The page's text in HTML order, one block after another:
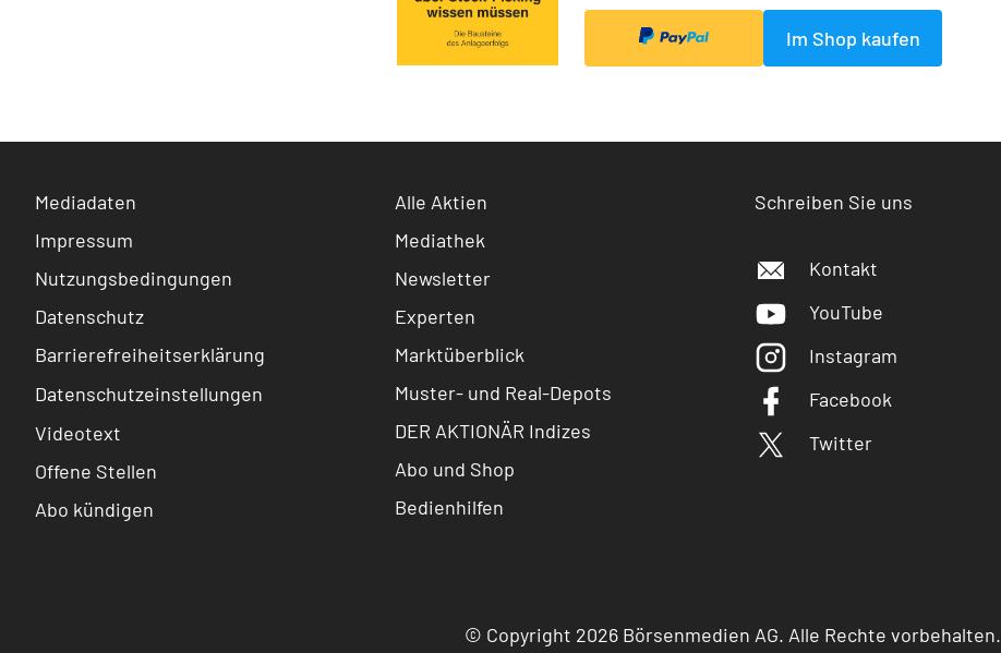
Im Shop kaufen
Mediadaten
Impressum
Nutzungsbedingungen
Datenschutz
Barrierefreiheitserklärung
Datenschutzeinstellungen
Videotext
Offene Stellen
Abo kündigen
Alle Aktien
Mediathek
Newsletter
Experten
Marktüberblick
Muster- und Real-Depots
DER AKTIONÄR Indizes
Abo und Shop
Bedienhilfen
Schreiben Sie uns
Kontakt
YouTube
Instagram
Facebook
Twitter
© Copyright 2026 Börsenmedien AG. Alle Rechte vorbehalten.